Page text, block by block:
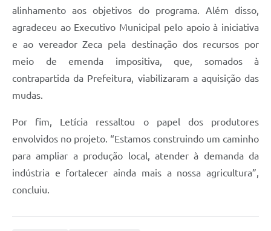
alinhamento aos objetivos do programa. Além disso,
agradeceu ao Executivo Municipal pelo apoio à iniciativa
e ao vereador Zeca pela destinação dos recursos por
meio de emenda impositiva, que, somados à
contrapartida da Prefeitura, viabilizaram a aquisição das
mudas.
Por fim, Letícia ressaltou o papel dos produtores
envolvidos no projeto. “Estamos construindo um caminho
para ampliar a produção local, atender à demanda da
indústria e fortalecer ainda mais a nossa agricultura”,
concluiu.